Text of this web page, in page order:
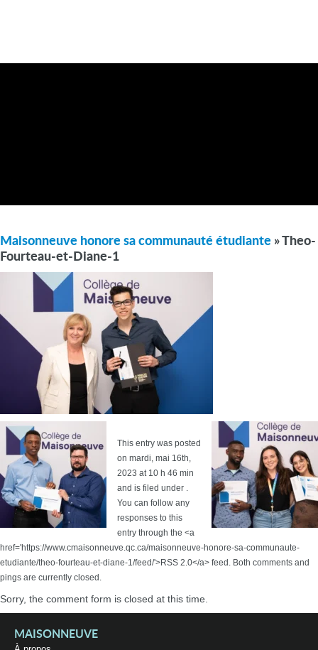
Maisonneuve honore sa communauté étudiante » Theo-
Fourteau-et-Diane-1
This entry was posted
on mardi, mai 16th,
2023 at 10 h 46 min
and is filed under .
You can follow any
responses to this
entry through the <a
href='https://www.cmaisonneuve.qc.ca/maisonneuve-honore-sa-communaute-
etudiante/theo-fourteau-et-diane-1/feed/'>RSS 2.0</a> feed. Both comments and
pings are currently closed.
Sorry, the comment form is closed at this time.
MAISONNEUVE